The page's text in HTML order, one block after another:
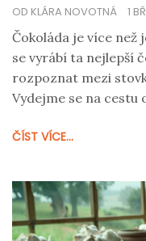
OD KLÁRA NOVOTNÁ 1
Čokoláda je více než
se vyrábí ta nejlepší
rozpoznat mezi
Vydejme se na cestu
ochutnávat a jaké
Připravte své
cestu.
ČÍST VÍCE...